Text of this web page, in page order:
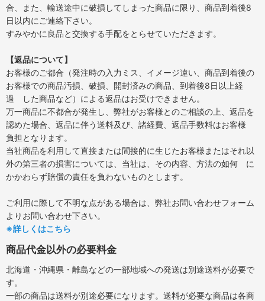
合、また、輸送途中に破損してしまった商品に限り、商品到着後8
日以内にご連絡下さい。
すみやかに良品と交換する手配をとらせていただきます。
【返品について】
お客様のご都合（発注時の入力ミス、イメージ違い、商品到着後の
お客様での商品汚損、破損、開封済みの商品、到着後8日以上経
過 した商品など）による返品はお受けできません。
万一商品に不都合が発生し、弊社がお客様とのご相談の上、返品を
認めた場合、返品に伴う送料及び、諸経費、返品手数料はお客様
負担となります。
当社商品を利用して直接または間接的に生じたお客様またはそれ以
外の第三者の損害については、当社は、その内容、方法の如何 に
かかわらず賠償の責任を負わないものとします。
ご利用に際して不明な点がある場合は、弊社お問い合わせフォーム
よりお問い合わせ下さい。
※詳しくはこちら
商品代金以外の必要料金
北海道・沖縄県・離島などの一部地域への発送は別途送料が必要で
す。
一部の商品は送料が別途必要になります。送料が必要な商品は各商